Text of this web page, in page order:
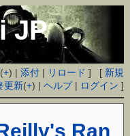
JP
(+) |添付 | リロード ] [ 新規
更新(+) |ヘルプ| ログイン ]
Ran